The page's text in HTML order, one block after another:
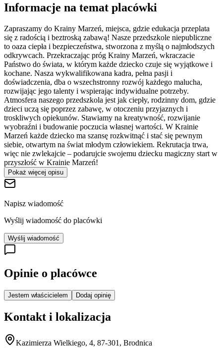
Informacje na temat placówki
Zapraszamy do Krainy Marzeń, miejsca, gdzie edukacja przeplata
się z radością i beztroską zabawą! Nasze przedszkole niepubliczne
to oaza ciepła i bezpieczeństwa, stworzona z myślą o najmłodszych
odkrywcach. Przekraczając próg Krainy Marzeń, wkraczacie
Państwo do świata, w którym każde dziecko czuje się wyjątkowe i
kochane. Nasza wykwalifikowana kadra, pełna pasji i
doświadczenia, dba o wszechstronny rozwój każdego malucha,
rozwijając jego talenty i wspierając indywidualne potrzeby.
Atmosfera naszego przedszkola jest jak ciepły, rodzinny dom, gdzie
dzieci uczą się poprzez zabawę, w otoczeniu przyjaznych i
troskliwych opiekunów. Stawiamy na kreatywność, rozwijanie
wyobraźni i budowanie poczucia własnej wartości. W Krainie
Marzeń każde dziecko ma szansę rozkwitnąć i stać się pewnym
siebie, otwartym na świat młodym człowiekiem. Rekrutacja trwa,
więc nie zwlekajcie – podarujcie swojemu dziecku magiczny start w
przyszłość w Krainie Marzeń!
Pokaż więcej opisu
Napisz wiadomość
Wyślij wiadomość do placówki
Wyślij wiadomość
Opinie o placówce
Jestem właścicielem Dodaj opinię
Kontakt i lokalizacja
Kazimierza Wielkiego, 4, 87-301, Brodnica